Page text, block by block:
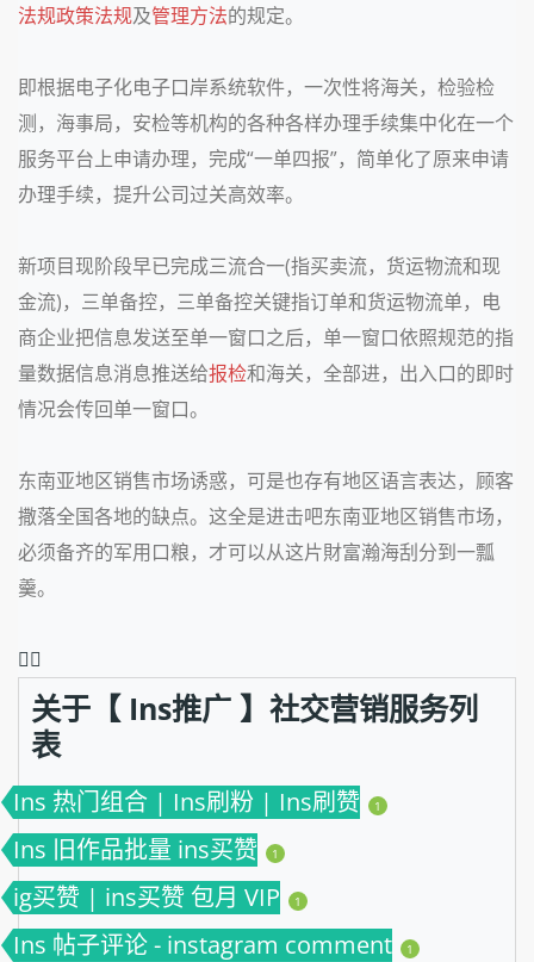
法规政策法规及管理方法的规定。
即根据电子化电子口岸系统软件，一次性将海关，检验检
测，海事局，安检等机构的各种各样办理手续集中化在一个
服务平台上申请办理，完成“一单四报”，简单化了原来申请
办理手续，提升公司过关高效率。
新项目现阶段早已完成三流合一(指买卖流，货运物流和现
金流)，三单备控，三单备控关键指订单和货运物流单，电
商企业把信息发送至单一窗口之后，单一窗口依照规范的指
量数据信息消息推送给报检和海关，全部进，出入口的即时
情况会传回单一窗口。
东南亚地区销售市场诱惑，可是也存有地区语言表达，顾客
撒落全国各地的缺点。这全是进击吧东南亚地区销售市场，
必须备齐的军用口粮，才可以从这片財富瀚海刮分到一瓢
羹。
❤️‍🔥
关于【 Ins推广 】社交营销服务列
表
Ins 热门组合 | Ins刷粉 | Ins刷赞 1
Ins 旧作品批量 ins买赞 1
ig买赞 | ins买赞 包月 VIP 1
Ins 帖子评论 - instagram comment 1